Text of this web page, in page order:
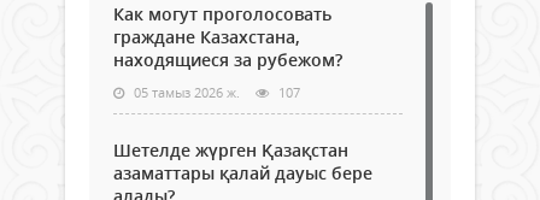
Как могут проголосовать
граждане Казахстана,
находящиеся за рубежом?
05 тамыз 2026 ж. 107
Шетелде жүрген Қазақстан
азаматтары қалай дауыс бере
алады?